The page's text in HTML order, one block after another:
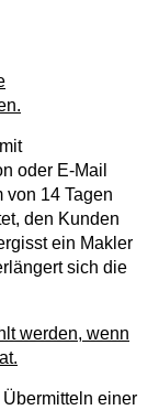
oder E-Mail
von 14 Tagen
den Kunden
ein Makler
sich die
werden, wenn
einer